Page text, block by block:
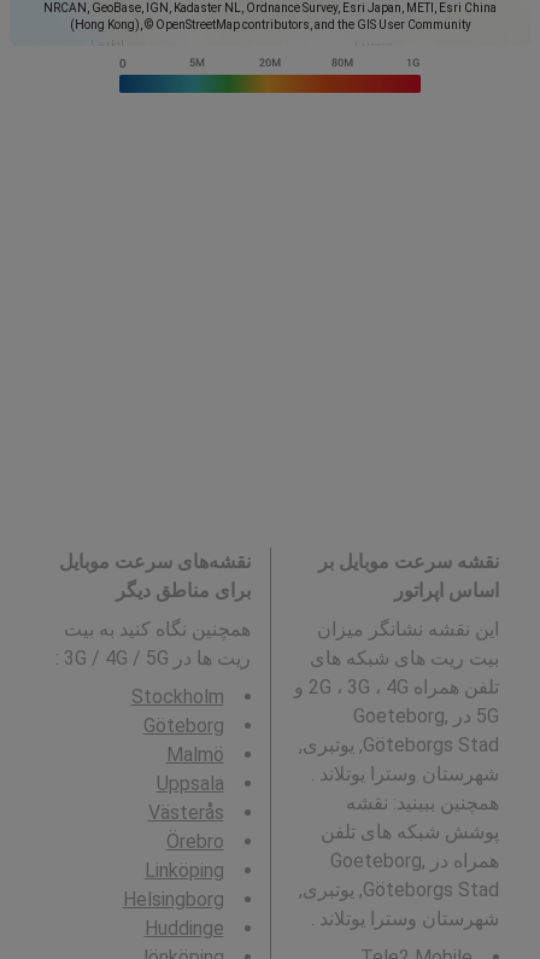
NRCAN, GeoBase, IGN, Kadaster NL, Ordnance Survey, Esri Japan, METI, Esri China
(Hong Kong), © OpenStreetMap contributors, and the GIS User Community
نقشه سرعت موبایل بر
اساس اپراتور
این نقشه نشانگر میزان
بیت ریت های شبکه های
تلفن همراه 2G ، 3G ، 4G و
5G در Goeteborg,
Göteborgs Stad, یوتبری,
شهرستان وسترا یوتلاند .
همچنین ببینید: نقشه
پوشش شبکه های تلفن
همراه در Goeteborg,
Göteborgs Stad, یوتبری,
شهرستان وسترا یوتلاند .
نقشه‌های سرعت موبایل
برای مناطق دیگر
همچنین نگاه کنید به بیت
ریت ها در 3G / 4G / 5G
:
Stockholm
Göteborg
Malmö
Uppsala
Västerås
Örebro
Linköping
Helsingborg
Huddinge